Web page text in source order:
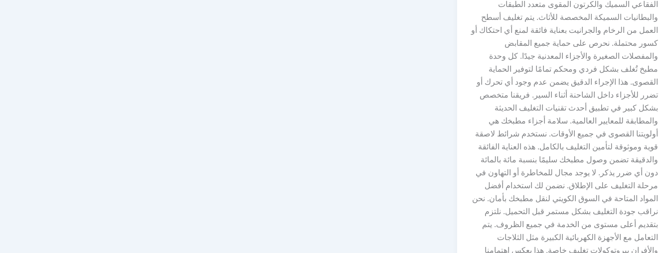
الفقاعي السميك والكرتون المقوى متعدد الطبقات
والبطانيات السميكة المخصصة للأثاث. يتم تغليف أسطح
العمل من الرخام والجرانيت بعناية فائقة لمنع أي احتكاك أو
كسور محتملة. نحرص على حماية جميع المقابض
والمفصلات الصغيرة والأجزاء المعدنية جيدًا. كل وحدة
مطبخ تُغلف بشكل فردي ومحكم تمامًا لتوفير الحماية
القصوى. هذا الإجراء الدقيق يضمن عدم وجود أي تحرك أو
تضرر للأجزاء داخل الشاحنة أثناء السير. فريقنا متخصص
بشكل كبير في تطبيق أحدث تقنيات التغليف الحديثة
والمطابقة للمعايير العالمية. سلامة أجزاء مطبخك هي
أولويتنا القصوى في جميع الأوقات. نستخدم شرائط لاصقة
قوية وموثوقة لتأمين التغليف بالكامل. هذه العناية الفائقة
والدقيقة تضمن وصول مطبخك سليمًا بنسبة مائة بالمائة
دون أي ضرر يذكر. لا يوجد مجال للمخاطرة أو التهاون في
مرحلة التغليف على الإطلاق. نضمن لك استخدام أفضل
المواد المتاحة في السوق الكويتي لنقل مطبخك بأمان. نحن
نراقب جودة التغليف بشكل مستمر قبل التحميل. نلتزم
بتقديم أعلى مستوى من الخدمة في جميع الظروف. يتم
التعامل مع الأجهزة الكهربائية الكبيرة مثل الثلاجات
والأفران ببروتوكولات تغليف خاصة. هذا يعكس اهتمامنا